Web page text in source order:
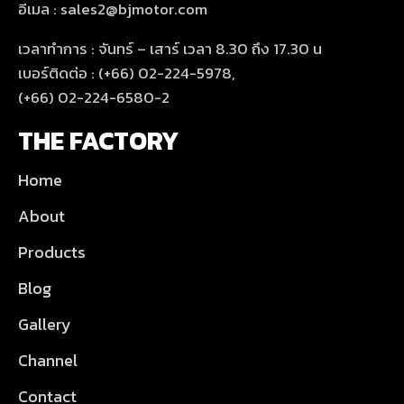
อีเมล : sales2@bjmotor.com
เวลาทำการ : จันทร์ – เสาร์ เวลา 8.30 ถึง 17.30 น
เบอร์ติดต่อ : (+66) 02-224-5978,
(+66) 02-224-6580-2
THE FACTORY
Home
About
Products
Blog
Gallery
Channel
Contact